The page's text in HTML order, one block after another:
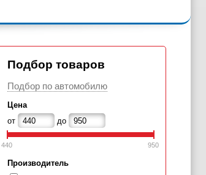
Подбор товаров
Подбор по автомобилю
Цена
от
до
440 950
Производитель